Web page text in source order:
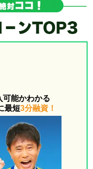
可能かわかる
最短3分融資！